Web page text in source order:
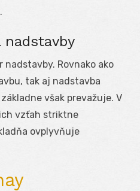
nadstavby
Rovnako ako
tak aj nadstavba
však prevažuje. V
vzťah striktne
ovplyvňuje